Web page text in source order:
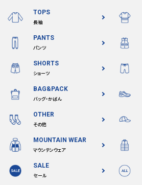
TOPS
長袖
PANTS
パンツ
SHORTS
ショーツ
BAG&PACK
バッグ・かばん
OTHER
その他
MOUNTAIN WEAR
マウンテンウェア
SALE
セール